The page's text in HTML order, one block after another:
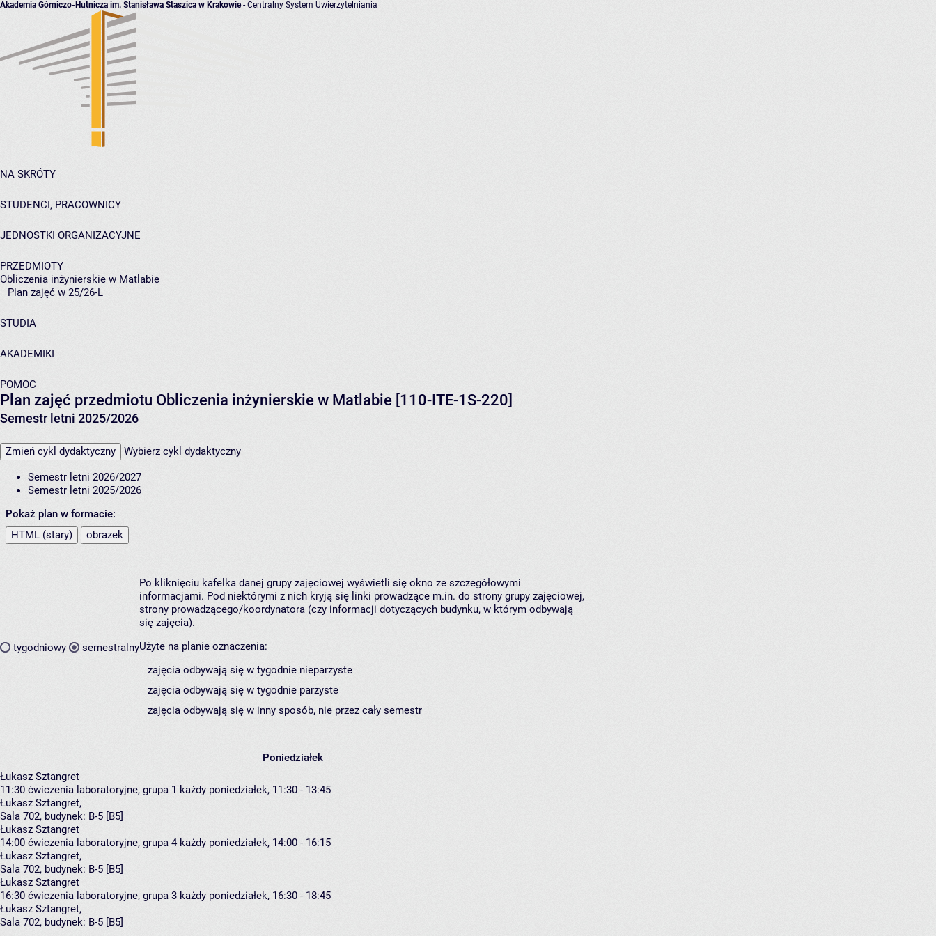
Akademia Górniczo-Hutnicza im. Stanisława Staszica w Krakowie- Centralny System Uwierzytelniania
NA SKRÓTY
STUDENCI, PRACOWNICY
JEDNOSTKI ORGANIZACYJNE
PRZEDMIOTY
Obliczenia inżynierskie w Matlabie
Plan zajęć w 25/26-L
STUDIA
AKADEMIKI
POMOC
Plan zajęć przedmiotu Obliczenia inżynierskie w Matlabie [110-ITE-1S-220]
Semestr letni 2025/2026
Zmień cykl dydaktyczny Wybierz cykl dydaktyczny
Semestr letni 2026/2027
Semestr letni 2025/2026
Pokaż plan w formacie:
HTML (stary)
obrazek
tygodniowy semestralny
Po kliknięciu kafelka danej grupy zajęciowej wyświetli się okno ze szczegółowymi
informacjami. Pod niektórymi z nich kryją się linki prowadzące m.in. do strony grupy zajęciowej,
strony prowadzącego/koordynatora (czy informacji dotyczących budynku, w którym odbywają
się zajęcia).
Użyte na planie oznaczenia:
zajęcia odbywają się w tygodnie nieparzyste
zajęcia odbywają się w tygodnie parzyste
zajęcia odbywają się w inny sposób, nie przez cały semestr
Poniedziałek
Łukasz Sztangret
11:30 ćwiczenia laboratoryjne, grupa 1 każdy poniedziałek, 11:30 - 13:45
Łukasz Sztangret,
Sala 702, budynek: B-5 [B5]
Łukasz Sztangret
14:00 ćwiczenia laboratoryjne, grupa 4 każdy poniedziałek, 14:00 - 16:15
Łukasz Sztangret,
Sala 702, budynek: B-5 [B5]
Łukasz Sztangret
16:30 ćwiczenia laboratoryjne, grupa 3 każdy poniedziałek, 16:30 - 18:45
Łukasz Sztangret,
Sala 702, budynek: B-5 [B5]